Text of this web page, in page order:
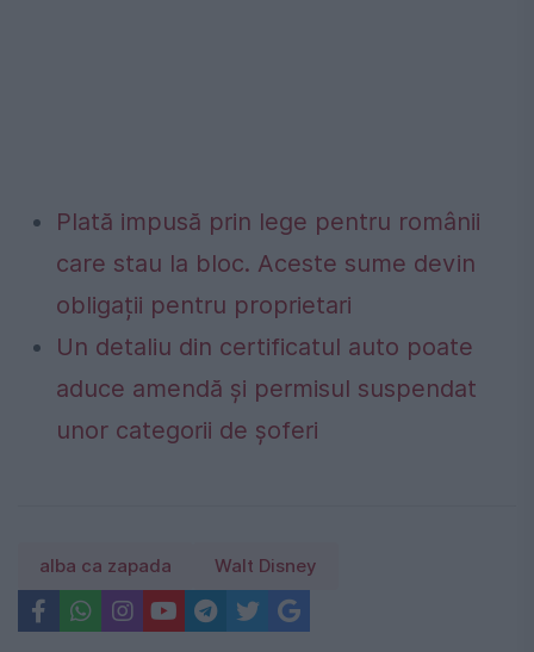
Plată impusă prin lege pentru românii
care stau la bloc. Aceste sume devin
obligații pentru proprietari
Un detaliu din certificatul auto poate
aduce amendă și permisul suspendat
unor categorii de șoferi
alba ca zapada Walt Disney